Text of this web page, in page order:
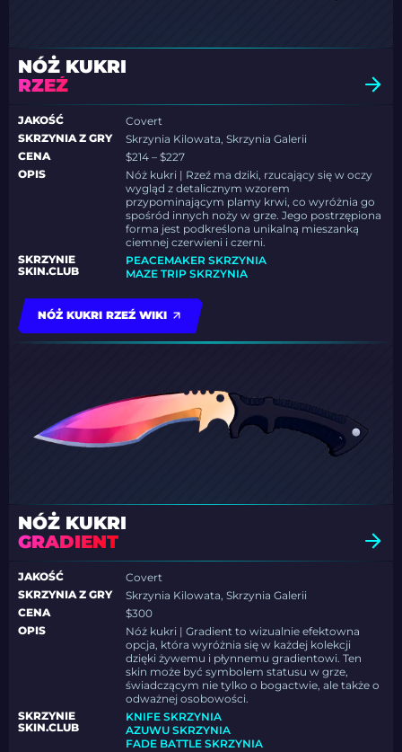
NÓŻ KUKRI
RZEŹ
JAKOŚĆ
Covert
SKRZYNIA Z GRY
Skrzynia Kilowata, Skrzynia Galerii
CENA
$214 – $227
OPIS
Nóż kukri | Rzeź ma dziki, rzucający się w oczy
wygląd z detalicznym wzorem
przypominającym plamy krwi, co wyróżnia go
spośród innych noży w grze. Jego postrzępiona
forma jest podkreślona unikalną mieszanką
ciemnej czerwieni i czerni.
SKRZYNIE
SKIN.CLUB
PEACEMAKER SKRZYNIA
MAZE TRIP SKRZYNIA
NÓŻ KUKRI RZEŹ WIKI
NÓŻ KUKRI
GRADIENT
JAKOŚĆ
Covert
SKRZYNIA Z GRY
Skrzynia Kilowata, Skrzynia Galerii
CENA
$300
OPIS
Nóż kukri | Gradient to wizualnie efektowna
opcja, która wyróżnia się w każdej kolekcji
dzięki żywemu i płynnemu gradientowi. Ten
skin może być symbolem statusu w grze,
świadczącym nie tylko o bogactwie, ale także o
odważnej osobowości.
SKRZYNIE
SKIN.CLUB
KNIFE SKRZYNIA
AZUWU SKRZYNIA
FADE BATTLE SKRZYNIA